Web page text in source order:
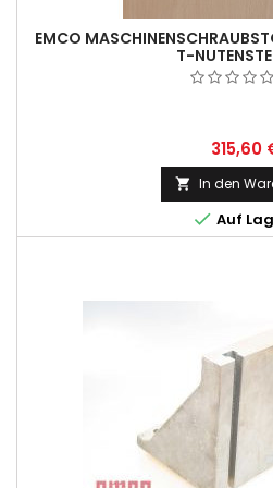
EMCO
T-
315,60
 In den
 Auf